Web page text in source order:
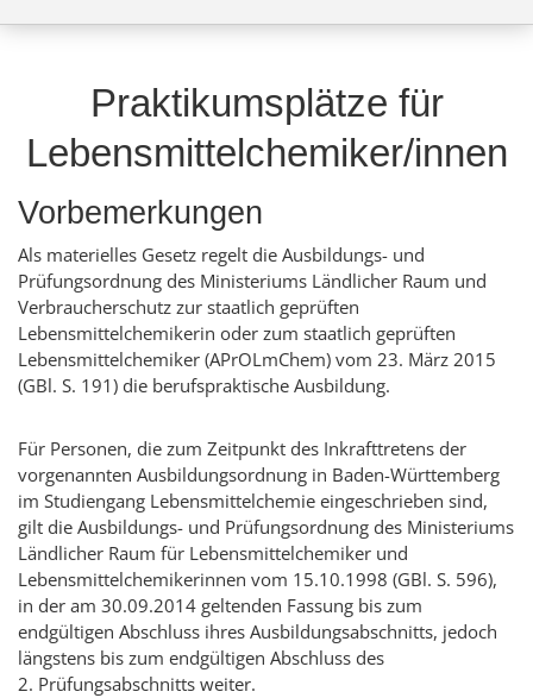
Praktikumsplätze für
Lebensmittelchemiker/innen
Vorbemerkungen
Als materielles Gesetz regelt die Ausbildungs- und
Prüfungsordnung des Ministeriums Ländlicher Raum und
Verbraucherschutz zur staatlich geprüften
Lebensmittelchemikerin oder zum staatlich geprüften
Lebensmittelchemiker (APrOLmChem) vom 23. März 2015
(GBl. S. 191) die berufspraktische Ausbildung.
Für Personen, die zum Zeitpunkt des Inkrafttretens der
vorgenannten Ausbildungsordnung in Baden-Württemberg
im Studiengang Lebensmittelchemie eingeschrieben sind,
gilt die Ausbildungs- und Prüfungsordnung des Ministeriums
Ländlicher Raum für Lebensmittelchemiker und
Lebensmittelchemikerinnen vom 15.10.1998 (GBl. S. 596),
in der am 30.09.2014 geltenden Fassung bis zum
endgültigen Abschluss ihres Ausbildungsabschnitts, jedoch
längstens bis zum endgültigen Abschluss des
2. Prüfungsabschnitts weiter.